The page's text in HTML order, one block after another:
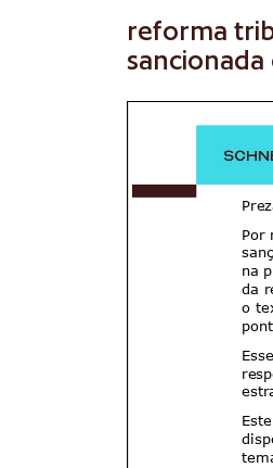
reforma
sancionada